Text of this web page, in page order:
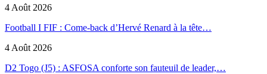
4 Août 2026
Football I FIF : Come-back d’Hervé Renard à la tête…
4 Août 2026
D2 Togo (J5) : ASFOSA conforte son fauteuil de leader,…